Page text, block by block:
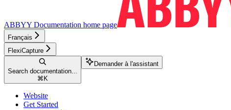
ABBYY Documentation home page
Français
FlexiCapture
Search documentation...
⌘ K
Demander à l'assistant
Website
Get Started